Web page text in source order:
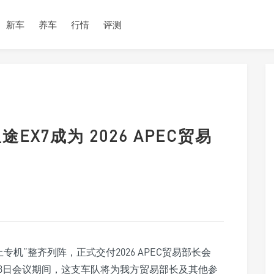
新车 养车 行情 评测
EX7成为 2026 APEC贸易
机”整齐列阵，正式交付2026 APEC贸易部长会
会议期间，这支车队将为我方贸易部长及其他参